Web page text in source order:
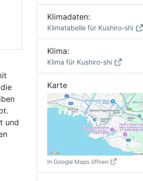
und
Klimadaten:
Klimatabelle für Kushiro-shi
Klima:
Klima für Kushiro-shi
Karte
In Google Maps öffnen